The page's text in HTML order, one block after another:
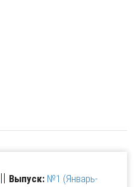
|| Выпуск: №1 (Январь-